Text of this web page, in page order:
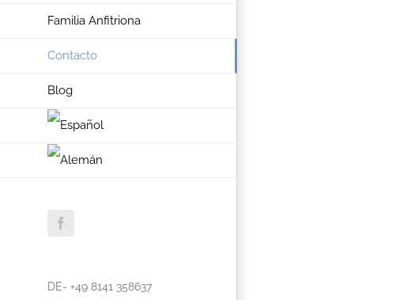
Familia Anfitriona
Contacto
Blog
Facebook
DE- +49 8141 358637